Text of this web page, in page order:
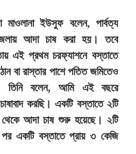
মাওলানা ইউসুফ বলেন, পার্বত্য
আদা চাষ করা হয়। তবে
এই প্রথম চরফ্যাশনে বস্তাতে
বা রাস্তার পাশে পতিত জমিতেও
তিনি বলেন, আমি এই বছরে
করছি। একটি বস্তাতে ২টি
আদা চাষ শুরু হয়েছে। ২টি
একটি বস্তাতে প্রায় ৩ কেজি